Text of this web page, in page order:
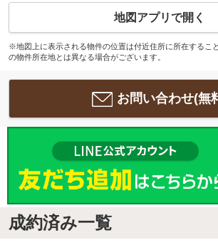
地図アプリで開く
※地図上に表示される物件の位置は付近住所に所在するこ
の物件所在地とは異なる場合がございます。
お問い合わせ(無
成約済み一覧